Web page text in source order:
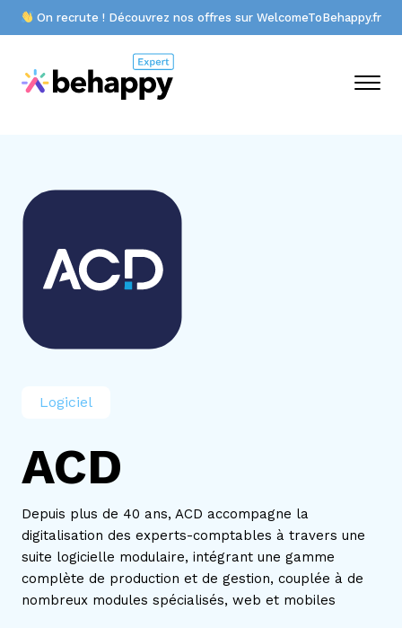
On recrute ! Découvrez nos offres sur WelcomeToBehappy.fr
Logiciel
ACD
Depuis plus de 40 ans, ACD accompagne la
digitalisation des experts-comptables à travers une
suite logicielle modulaire, intégrant une gamme
complète de production et de gestion, couplée à de
nombreux modules spécialisés, web et mobiles